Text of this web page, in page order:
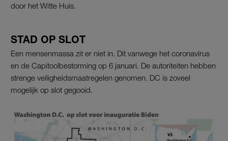
door het Witte Huis.
STAD OP SLOT
Een mensenmassa zit er niet in. Dit vanwege het coronavirus
en de Capitoolbestorming op 6 januari. De autoriteiten hebben
strenge veiligheidsmaatregelen genomen. DC is zoveel
mogelijk op slot gegooid.